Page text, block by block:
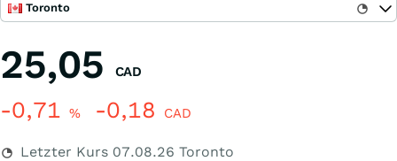
Toronto
25,05 CAD
-0,71 % -0,18 CAD
Letzter Kurs 07.08.26 Toronto